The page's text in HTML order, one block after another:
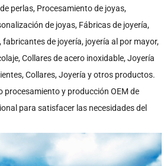
perlas, Procesamiento de joyas,
de joyas, Fábricas de joyería,
fabricantes de joyería, joyería al por mayor,
Collares de acero inoxidable, Joyería
Collares, Joyería y otros productos.
procesamiento y producción OEM de
para satisfacer las necesidades del